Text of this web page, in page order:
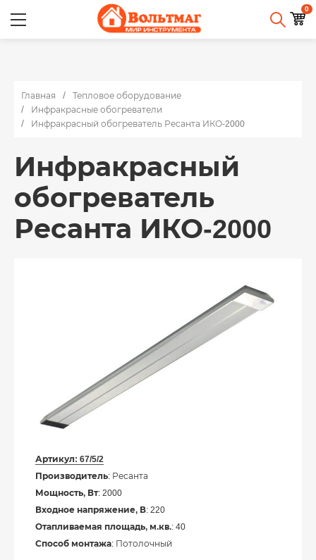
0
Главная
Тепловое оборудование
Инфракрасные обогреватели
Инфракрасный обогреватель Ресанта ИКО-2000
Инфракрасный
обогреватель
Ресанта ИКО-2000
Артикул: 67/5/2
Производитель: Ресанта
Мощность, Вт: 2000
Входное напряжение, В: 220
Отапливаемая площадь, м.кв.: 40
Способ монтажа: Потолочный